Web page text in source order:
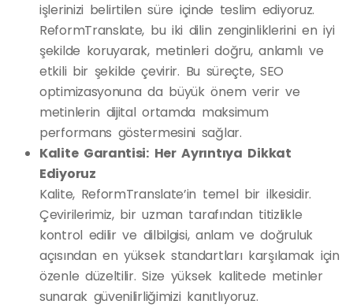
işlerinizi belirtilen süre içinde teslim ediyoruz.
ReformTranslate, bu iki dilin zenginliklerini en iyi
şekilde koruyarak, metinleri doğru, anlamlı ve
etkili bir şekilde çevirir. Bu süreçte, SEO
optimizasyonuna da büyük önem verir ve
metinlerin dijital ortamda maksimum
performans göstermesini sağlar.
Kalite Garantisi: Her Ayrıntıya Dikkat
Ediyoruz
Kalite, ReformTranslate’in temel bir ilkesidir.
Çevirilerimiz, bir uzman tarafından titizlikle
kontrol edilir ve dilbilgisi, anlam ve doğruluk
açısından en yüksek standartları karşılamak için
özenle düzeltilir. Size yüksek kalitede metinler
sunarak güvenilirliğimizi kanıtlıyoruz.